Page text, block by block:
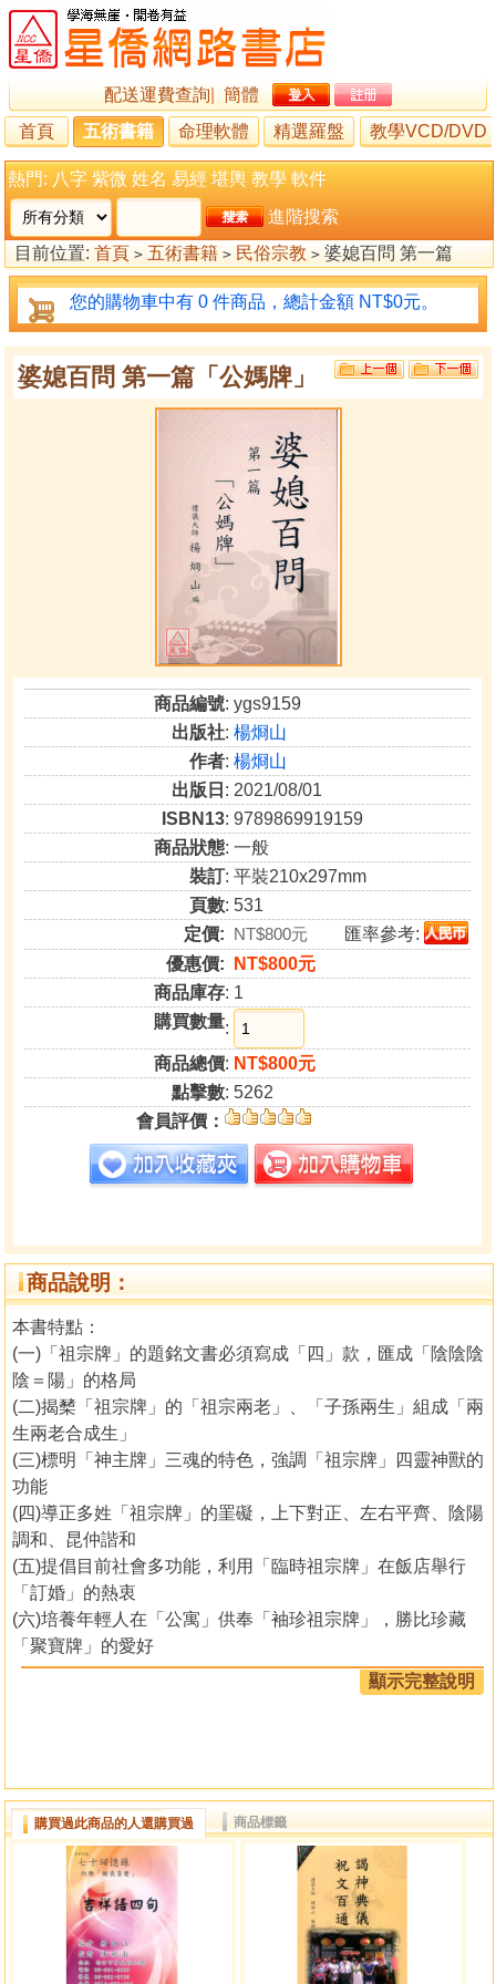
配送運費查詢
簡體
首頁
五術書籍 命理軟體 精選羅盤 教學VCD/DVD
熱門: 八字 紫微 姓名 易經 堪輿 教學 軟件
進階搜索
目前位置: 首頁 > 五術書籍 > 民俗宗教 > 婆媳百問 第一篇
「公媽牌」
您的購物車中有 0 件商品，總計金額 NT$0元。
婆媳百問 第一篇「公媽牌」
商品編號: ygs9159
出版社:楊烱山
作者:楊烱山
出版日 : 2021/08/01
ISBN13: 9789869919159
商品狀態: 一般
裝訂: 平裝210x297mm
頁數: 531
定價: NT$800元
匯率參考:
優惠價:
NT$800元
商品庫存: 1
購買數量:
商品總價: NT$800元
點擊數: 5262
會員評價：
商品說明：
本書特點：
(一)「祖宗牌」的題銘文書必須寫成「四」款，匯成「陰陰陰
陰＝陽」的格局
(二)揭櫫「祖宗牌」的「祖宗兩老」、「子孫兩生」組成「兩
生兩老合成生」
(三)標明「神主牌」三魂的特色，強調「祖宗牌」四靈神獸的
功能
(四)導正多姓「祖宗牌」的罣礙，上下對正、左右平齊、陰陽
調和、昆仲諧和
(五)提倡目前社會多功能，利用「臨時祖宗牌」在飯店舉行
「訂婚」的熱衷
(六)培養年輕人在「公寓」供奉「袖珍祖宗牌」，勝比珍藏
「聚寶牌」的愛好
(七)破解未婚女性過世後，不能「入祀」自家「祖宗牌」的訣
道」的邏輯
(十)離婚的媽媽，如何成為「祖宗牌」的開宗
顯示完整說明
購買過此商品的人還購買過 商品標籤